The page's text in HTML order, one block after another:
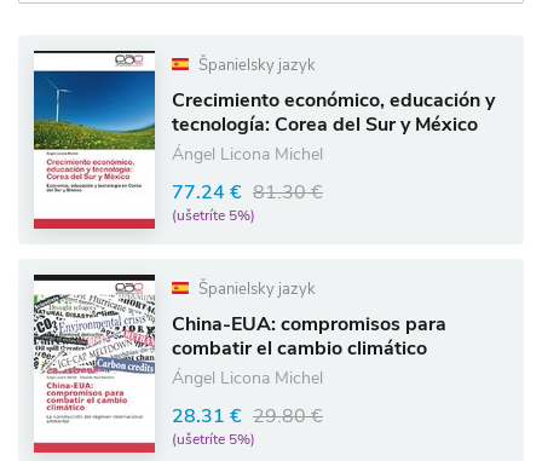
Španielsky jazyk
Crecimiento económico, educación y
tecnología: Corea del Sur y México
Ángel Licona Michel
77.24 € 81.30 €
(ušetríte 5%)
Španielsky jazyk
China-EUA: compromisos para
combatir el cambio climático
Ángel Licona Michel
28.31 € 29.80 €
(ušetríte 5%)